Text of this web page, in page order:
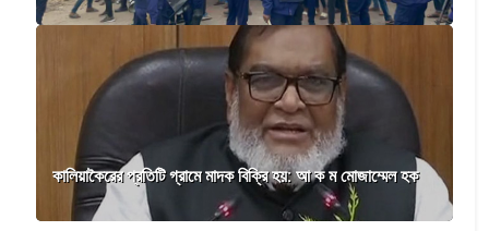
কালিয়াকৈরের প্রতিটি গ্রামে মাদক বিক্রি হয়: আ ক ম মোজাম্মেল হক